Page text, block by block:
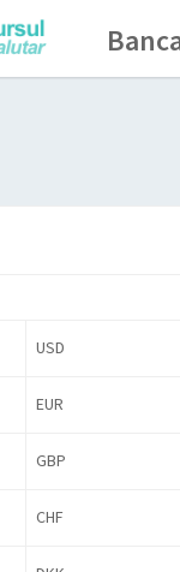
USD
EUR
GBP
CHF